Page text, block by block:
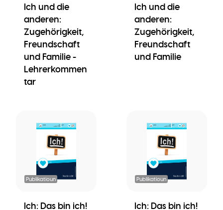
Ich und die
anderen:
Zugehörigkeit,
Freundschaft
und Familie -
Lehrerkommen
tar
Ich und die
anderen:
Zugehörigkeit,
Freundschaft
und Familie
Publikatioun
Ich: Das bin ich!
Publikatioun
Ich: Das bin ich!